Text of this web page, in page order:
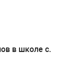
в школе с.